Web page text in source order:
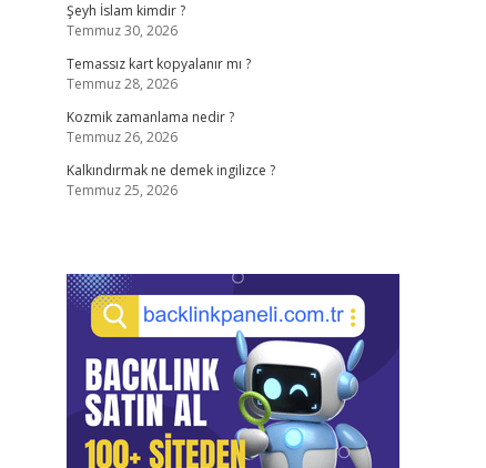
Şeyh İslam kimdir ?
Temmuz 30, 2026
Temassız kart kopyalanır mı ?
Temmuz 28, 2026
Kozmik zamanlama nedir ?
Temmuz 26, 2026
Kalkındırmak ne demek ingilizce ?
Temmuz 25, 2026